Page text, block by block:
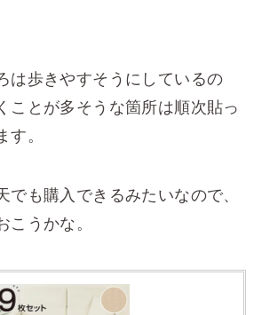
は歩きやすそうにしているの
ことが多そうな箇所は順次貼っ
す。
でも購入できるみたいなので、
こうかな。